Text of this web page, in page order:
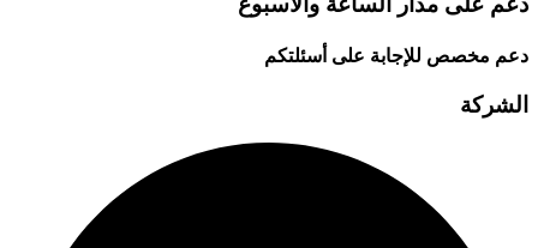
دعم مخصص للإجابة على أسئلتكم
الشركة